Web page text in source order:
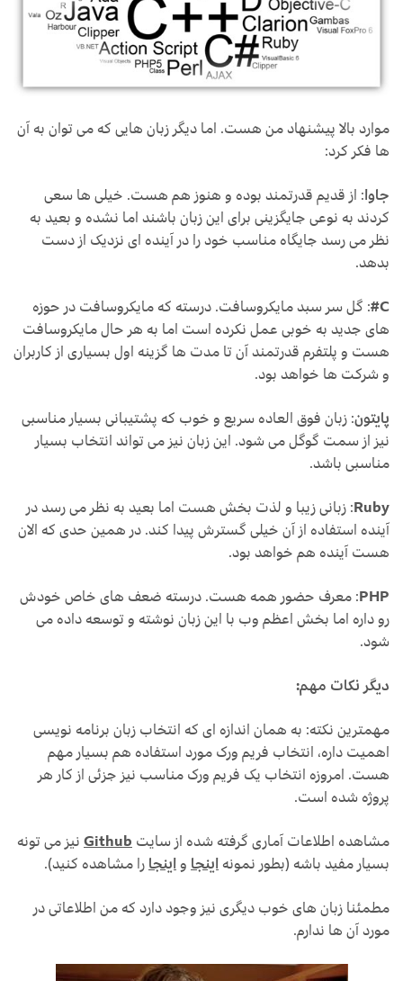
موارد بالا پیشنهاد من هست. اما دیگر زبان هایی که می توان به آن
ها فکر کرد:
جاوا: از قدیم قدرتمند بوده و هنوز هم هست. خیلی ها سعی
کردند به نوعی جایگزینی برای این زبان باشند اما نشده و بعید به
نظر می رسد جایگاه مناسب خود را در آینده ای نزدیک از دست
بدهد.
C# : گل سر سبد مایکروسافت. درسته که مایکروسافت در حوزه
های جدید به خوبی عمل نکرده است اما به هر حال مایکروسافت
هست و پلتفرم قدرتمند آن تا مدت ها گزینه اول بسیاری از کاربران
و شرکت ها خواهد بود.
پایتون: زبان فوق العاده سریع و خوب که پشتیبانی بسیار مناسبی
نیز از سمت گوگل می شود. این زبان نیز می تواند انتخاب بسیار
مناسبی باشد.
Ruby: زبانی زیبا و لذت بخش هست اما بعید به نظر می رسد در
آینده استفاده از آن خیلی گسترش پیدا کند. در همین حدی که الان
هست آینده هم خواهد بود.
PHP: معرف حضور همه هست. درسته ضعف های خاص خودش
رو داره اما بخش اعظم وب با این زبان نوشته و توسعه داده می
شود.
دیگر نکات مهم:
مهمترین نکته: به همان اندازه ای که انتخاب زبان برنامه نویسی
اهمیت داره، انتخاب فریم ورک مورد استفاده هم بسیار مهم
هست. امروزه انتخاب یک فریم ورک مناسب نیز جزئی از کار هر
پروژه شده است.
مشاهده اطلاعات آماری گرفته شده از سایتGithubنیز می تونه
بسیار مفید باشه (بطور نمونهاینجاواینجارا مشاهده کنید).
مطمئنا زبان های خوب دیگری نیز وجود دارد که من اطلاعاتی در
مورد آن ها ندارم.